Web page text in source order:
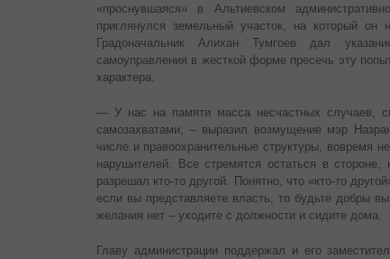
«проснувшаяся» в Альтиевском
приглянулся земельный участок, на который он
Градоначальник Алихан Тумгоев дал
самоуправления в жесткой форме пресечь эту
характера.
— У нас на памяти масса несчастных случаев,
самозахватами, – выразил возмущение мэр
числе и правоохранительные структуры, вовремя
нарушителей. Все стремятся остаться в
разрешал кто-то другой. Понятно, что «кто-то
если вы представляете власть, то будьте добры
желания нет – уходите с должности и сидите дома.
Главу администрации поддержал и его